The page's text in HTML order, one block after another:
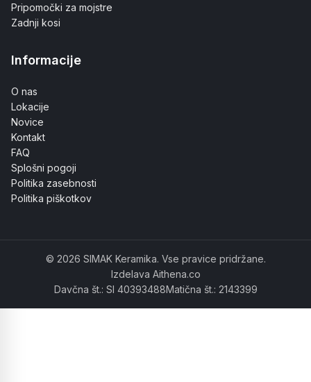
Pripomočki za mojstre
Zadnji kosi
Informacije
O nas
Lokacije
Novice
Kontakt
FAQ
Splošni pogoji
Politika zasebnosti
Politika piškotkov
© 2026 SIMAK Keramika. Vse pravice pridržane.
Izdelava Aithena.co
Davčna št.: SI 40393488Matična št.: 2143399